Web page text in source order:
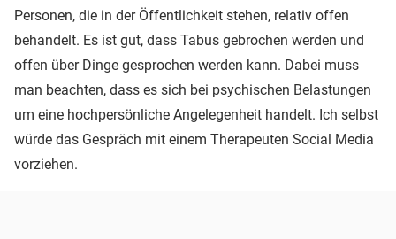
Personen, die in der Öffentlichkeit stehen, relativ offen
behandelt. Es ist gut, dass Tabus gebrochen werden und
offen über Dinge gesprochen werden kann. Dabei muss
man beachten, dass es sich bei psychischen Belastungen
um eine hochpersönliche Angelegenheit handelt. Ich selbst
würde das Gespräch mit einem Therapeuten Social Media
vorziehen.